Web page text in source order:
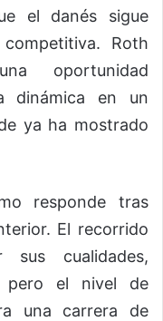
el danés sigue
Roth
oportunidad
dinámica en un
ya ha mostrado
responde tras
El recorrido
cualidades,
pero el nivel de
una carrera de